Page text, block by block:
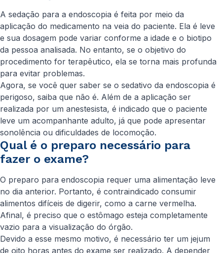
A sedação para a endoscopia é feita por meio da
aplicação do medicamento na veia do paciente. Ela é leve
e sua dosagem pode variar conforme a idade e o biotipo
da pessoa analisada. No entanto, se o objetivo do
procedimento for terapêutico, ela se torna mais profunda
para evitar problemas.
Agora, se você quer saber se o sedativo da endoscopia é
perigoso, saiba que não é. Além de a aplicação ser
realizada por um anestesista, é indicado que o paciente
leve um acompanhante adulto, já que pode apresentar
sonolência ou dificuldades de locomoção.
Qual é o preparo necessário para
fazer o exame?
O preparo para endoscopia requer uma alimentação leve
no dia anterior. Portanto, é contraindicado consumir
alimentos difíceis de digerir, como a carne vermelha.
Afinal, é preciso que o estômago esteja completamente
vazio para a visualização do órgão.
Devido a esse mesmo motivo, é necessário ter um jejum
de oito horas antes do exame ser realizado. A depender